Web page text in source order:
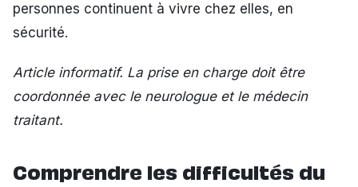
personnes continuent à vivre chez elles, en
sécurité.
Article informatif. La prise en charge doit être
coordonnée avec le neurologue et le médecin
traitant.
Comprendre les difficultés du